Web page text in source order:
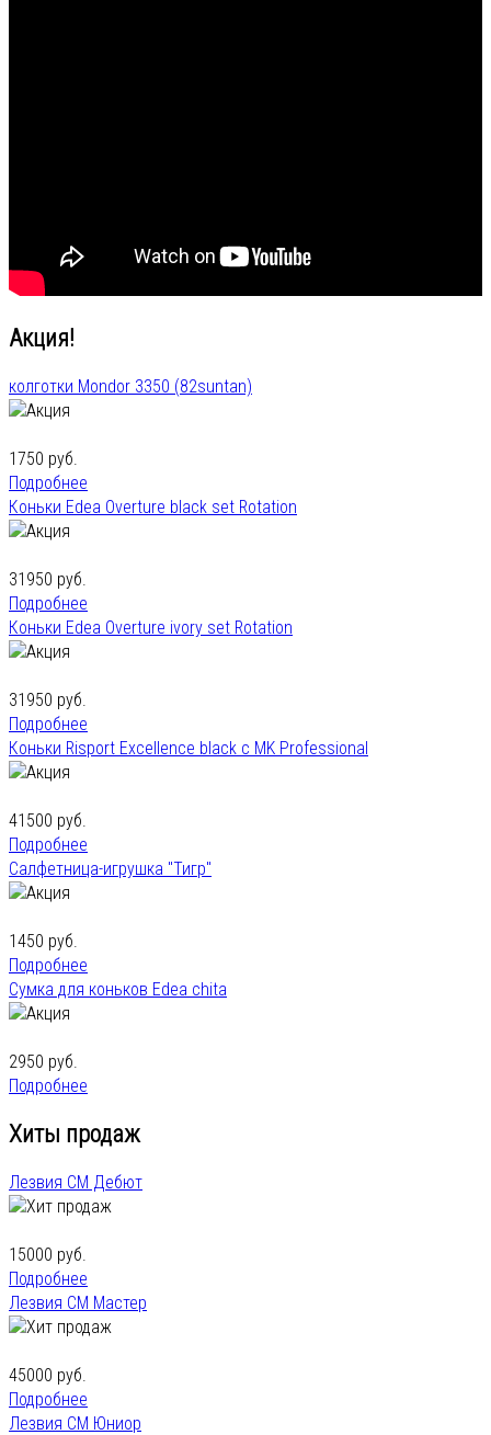
Акция!
колготки Mondor 3350 (82suntan)
1750 руб.
Подробнее
Коньки Edea Overture black set Rotation
31950 руб.
Подробнее
Коньки Edea Overture ivory set Rotation
31950 руб.
Подробнее
Коньки Risport Excellence black с MK Professional
41500 руб.
Подробнее
Салфетница-игрушка "Тигр"
1450 руб.
Подробнее
Сумка для коньков Edea chita
2950 руб.
Подробнее
Хиты продаж
Лезвия СМ Дебют
15000 руб.
Подробнее
Лезвия СМ Мастер
45000 руб.
Подробнее
Лезвия СМ Юниор